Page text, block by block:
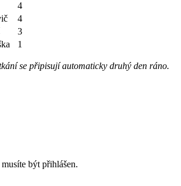
4
4
3
1
se připisují automaticky druhý den ráno.
být přihlášen.